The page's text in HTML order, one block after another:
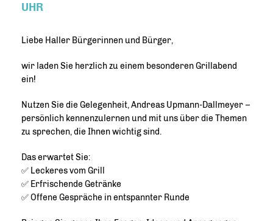
UHR
Liebe Haller Bürgerinnen und Bürger,
wir laden Sie herzlich zu einem besonderen Grillabend
ein!
Nutzen Sie die Gelegenheit, Andreas Upmann-Dallmeyer –
persönlich kennenzulernen und mit uns über die Themen
zu sprechen, die Ihnen wichtig sind.
Das erwartet Sie:
✅ Leckeres vom Grill
✅ Erfrischende Getränke
✅ Offene Gespräche in entspannter Runde